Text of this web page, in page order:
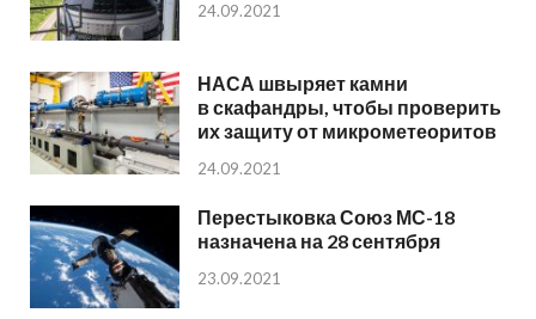
24.09.2021
НАСА швыряет камни
в скафандры, чтобы проверить
их защиту от микрометеоритов
24.09.2021
Перестыковка Союз МС-18
назначена на 28 сентября
23.09.2021